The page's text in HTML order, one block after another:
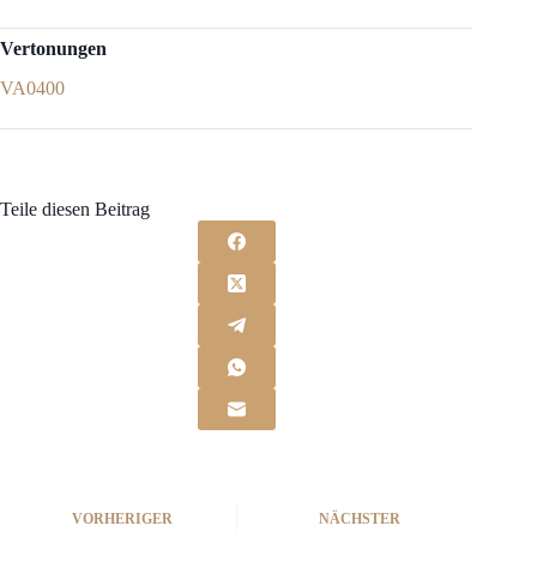
Vertonungen
VA0400
Teile diesen Beitrag
VORHERIGER NÄCHSTER